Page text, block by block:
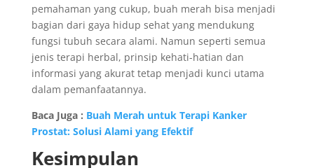
pemahaman yang cukup, buah merah bisa menjadi
bagian dari gaya hidup sehat yang mendukung
fungsi tubuh secara alami. Namun seperti semua
jenis terapi herbal, prinsip kehati-hatian dan
informasi yang akurat tetap menjadi kunci utama
dalam pemanfaatannya.
Baca Juga : Buah Merah untuk Terapi Kanker
Prostat: Solusi Alami yang Efektif
Kesimpulan